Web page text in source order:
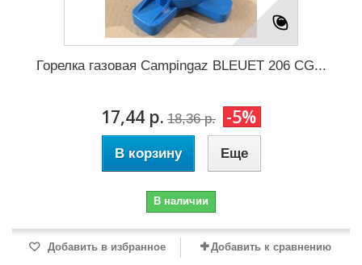
Горелка газовая Campingaz BLEUET 206 CG...
17,44 р. 18,36 р. -5%
В корзину Еще
В наличии
Добавить в избранное Добавить к сравнению